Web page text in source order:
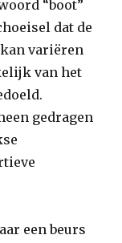
“boot”
dat de
variëren
van het
gedragen
een beurs